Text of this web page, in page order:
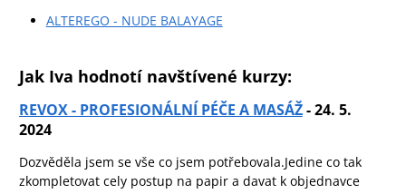
ALTEREGO - NUDE BALAYAGE
Jak Iva hodnotí navštívené kurzy:
REVOX - PROFESIONÁLNÍ PÉČE A MASÁŽ- 24. 5.
2024
Dozvěděla jsem se vše co jsem potřebovala.Jedine co tak
zkompletovat cely postup na papir a davat k objednavce